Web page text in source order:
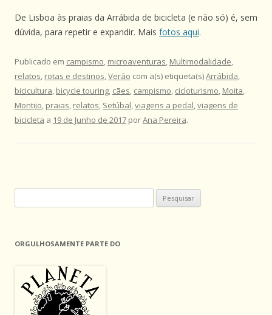
De Lisboa às praias da Arrábida de bicicleta (e não só) é, sem
dúvida, para repetir e expandir. Mais fotos aqui.
Publicado em campismo, microaventuras, Multimodalidade,
relatos, rotas e destinos,Verão com a(s) etiqueta(s)Arrábida,
bicicultura, bicycle touring, cães, campismo, cicloturismo, Moita,
Montijo, praias, relatos, Setúbal,viagens a pedal,viagens de
bicicleta a 19 de Junho de 2017 porAna Pereira.
por:
ORGULHOSAMENTE PARTE DO